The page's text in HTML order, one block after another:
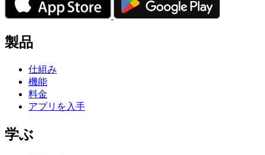
製品
仕組み
機能
料金
アプリを入手
学ぶ